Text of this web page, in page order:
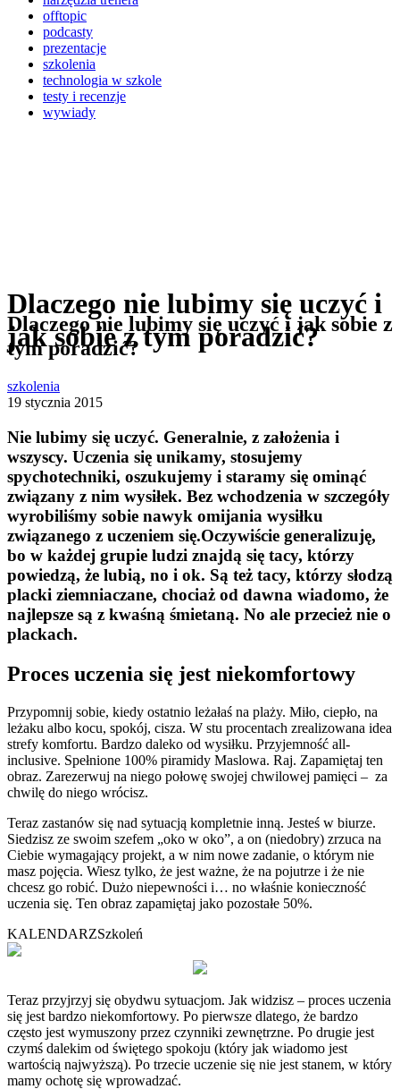
offtopic
podcasty
prezentacje
szkolenia
technologia w szkole
testy i recenzje
wywiady
Dlaczego nie lubimy się uczyć i
jak sobie z tym poradzić?
Dlaczego nie lubimy się uczyć i jak sobie z
tym poradzić?
szkolenia
19 stycznia 2015
Nie lubimy się uczyć. Generalnie, z założenia i
wszyscy. Uczenia się unikamy, stosujemy
spychotechniki, oszukujemy i staramy się ominąć
związany z nim wysiłek. Bez wchodzenia w szczegóły
wyrobiliśmy sobie nawyk omijania wysiłku
związanego z uczeniem się.Oczywiście generalizuję,
bo w każdej grupie ludzi znajdą się tacy, którzy
powiedzą, że lubią, no i ok. Są też tacy, którzy słodzą
placki ziemniaczane, chociaż od dawna wiadomo, że
najlepsze są z kwaśną śmietaną. No ale przecież nie o
plackach.
Proces uczenia się jest niekomfortowy
Przypomnij sobie, kiedy ostatnio leżałaś na plaży. Miło, ciepło, na
leżaku albo kocu, spokój, cisza. W stu procentach zrealizowana idea
strefy komfortu. Bardzo daleko od wysiłku. Przyjemność all-
inclusive. Spełnione 100% piramidy Maslowa. Raj. Zapamiętaj ten
obraz. Zarezerwuj na niego połowę swojej chwilowej pamięci – za
chwilę do niego wrócisz.
Teraz zastanów się nad sytuacją kompletnie inną. Jesteś w biurze.
Siedzisz ze swoim szefem „oko w oko”, a on (niedobry) zrzuca na
Ciebie wymagający projekt, a w nim nowe zadanie, o którym nie
masz pojęcia. Wiesz tylko, że jest ważne, że na pojutrze i że nie
chcesz go robić. Dużo niepewności i… no właśnie konieczność
uczenia się. Ten obraz zapamiętaj jako pozostałe 50%.
KALENDARZSzkoleń
Teraz przyjrzyj się obydwu sytuacjom. Jak widzisz – proces uczenia
się jest bardzo niekomfortowy. Po pierwsze dlatego, że bardzo
często jest wymuszony przez czynniki zewnętrzne. Po drugie jest
czymś dalekim od świętego spokoju (który jak wiadomo jest
wartością najwyższą). Po trzecie uczenie się nie jest stanem, w który
mamy ochotę się wprowadzać.